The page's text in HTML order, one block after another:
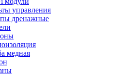
управления
дренажные
медная